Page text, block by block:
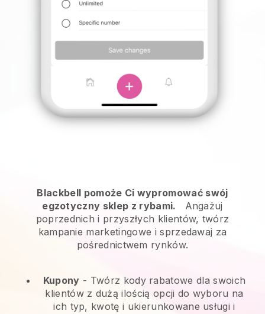
Blackbell pomoże Ci wypromować swój
egzotyczny sklep z rybami.
Angażuj
poprzednich i przyszłych klientów, twórz
kampanie marketingowe i sprzedawaj za
pośrednictwem rynków.
Kupony - Twórz kody rabatowe dla swoich
klientów z dużą ilością opcji do wyboru na
ich typ, kwotę i ukierunkowane usługi i